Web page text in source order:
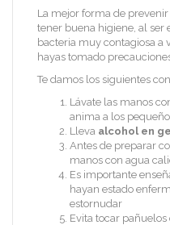
La mejor forma de
tener buena higiene, al ser
bacteria muy contagiosa a
hayas tomado
Te damos los siguientes
Lávate las manos
anima a los
Lleva alcohol en
Antes de preparar
manos con agua
Es importante
hayan estado
estornudar
Evita tocar